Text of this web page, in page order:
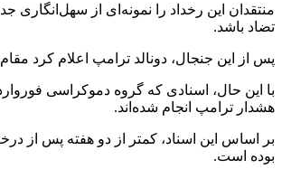
منتقدان این رخداد را نمونه‌ای از
تضاد باشد.
پس از این جنجال، دونالد ترامپ اعلام کرد
هشدار ترامپ انجام شده‌اند.
بر اساس این اسناد، کمتر از دو هفته پس از
بوده است.